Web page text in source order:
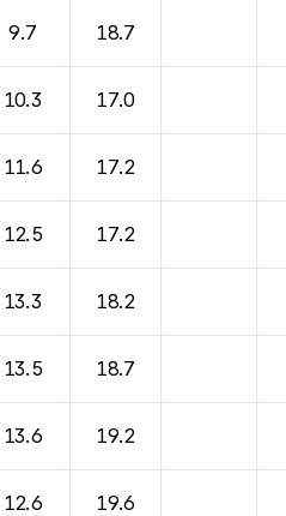
9.7 18.7
10.3 17.0
11.6 17.2
12.5 17.2
13.3 18.2
13.5 18.7
13.6 19.2
12.6 19.6